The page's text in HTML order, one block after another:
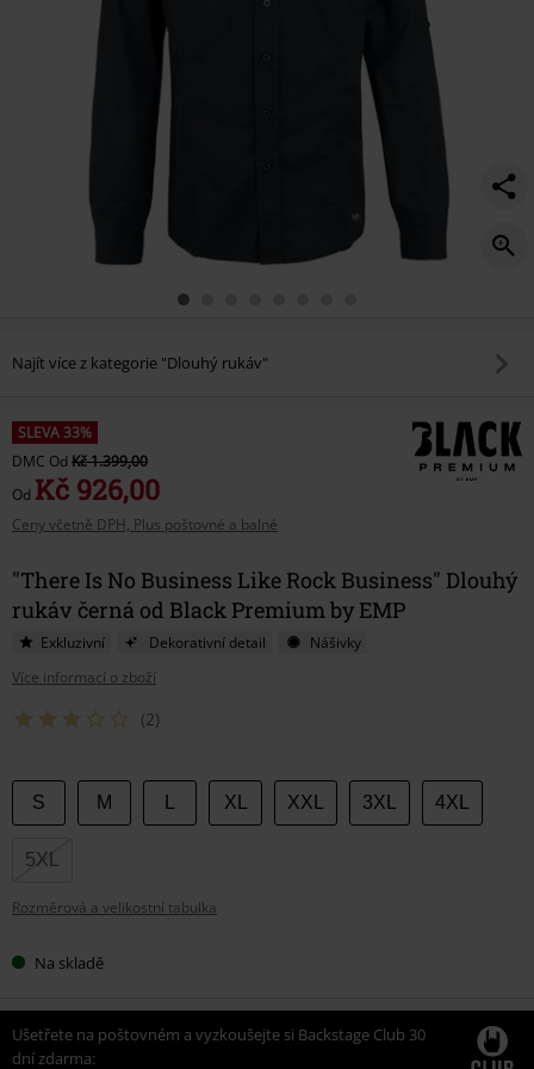
Najít více z kategorie "Dlouhý rukáv"
SLEVA 33%
DMC Od Kč 1.399,00
Od Kč 926,00
Ceny včetně DPH, Plus poštovné a balné
"There Is No Business Like Rock Business" Dlouhý
rukáv černá od Black Premium by EMP
Exkluzivní Dekorativní detail
Nášivky
Více informací o zboží
(2)
Vyberte
si
velikost
S M XL XXL 3XL 4XL
5XL
Rozměrová a velikostní tabulka
Na skladě
Ušetřete na poštovném a vyzkoušejte si Backstage Club 30
dní zdarma: